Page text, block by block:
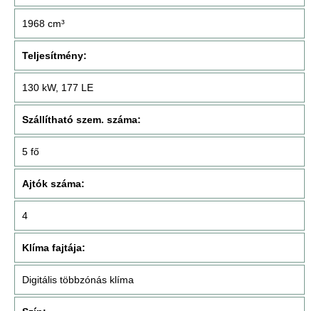
1968 cm³
Teljesítmény:
130 kW, 177 LE
Szállítható szem. száma:
5 fő
Ajtók száma:
4
Klíma fajtája:
Digitális többzónás klíma